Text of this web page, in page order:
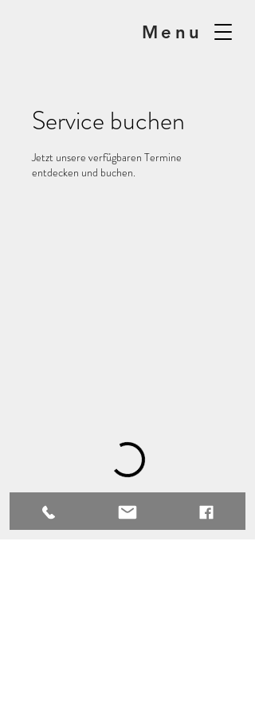
Menu
Service buchen
Jetzt unsere verfügbaren Termine
entdecken und buchen.